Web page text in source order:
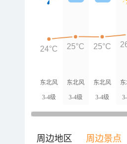
东北风
3-4级
东北风
3-4级
东北风
3-4级
24°C 25°C 25°C
周边地区 周边景点